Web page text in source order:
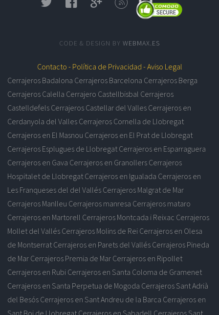
CODE & DESIGN BY WEBMAX.ES
Contacto - Política de Privacidad -Aviso Legal
Cerrajeros Badalona Cerrajeros Barcelona Cerrajeros Berga
Cerrajeros Calella Cerrajero Castellbisbal Cerrajeros
Castelldefels Cerrajeros Castellar del Valles Cerrajeros en
Cerdanyola del Valles Cerrajeros Cornella de Llobregat
Cerrajeros en El Masnou Cerrajeros en El Prat de Llobregat
Cerrajeros Esplugues de Llobregat Cerrajeros en Esparraguera
Cerrajeros en Gava Cerrajeros en Granollers Cerrajeros
Hospitalet de Llobregat Cerrajeros en Igualada Cerrajeros en
Les Franqueses del del Vallés Cerrajeros Malgrat de Mar
Cerrajeros Manlleu Cerrajeros manresa Cerrajeros mataro
Cerrajeros en Martorell Cerrajeros Montcada i Reixac Cerrajeros
Mollet del Vallés Cerrajeros Molins de Rei Cerrajeros en Olesa
de Montserrat Cerrajeros en Parets del Vallés Cerrajeros Pineda
de Mar Cerrajeros Premia de Mar Cerrajeros en Ripollet
Cerrajeros en Rubi Cerrajeros en Santa Coloma de Gramenet
Cerrajeros en Santa Perpetua de Mogoda Cerrajeros Sant Adrià
del Besós Cerrajeros en Sant Andreu de la Barca Cerrajeros en